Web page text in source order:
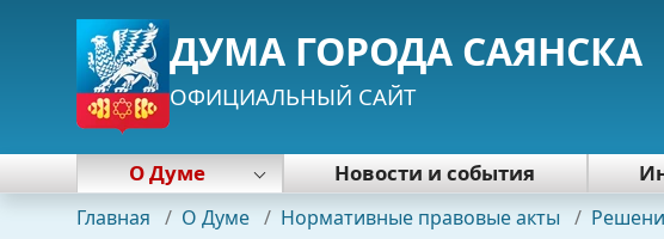
ДУМА ГОРОДА САЯНСКА
ОФИЦИАЛЬНЫЙ САЙТ
О Думе
Деятельность Думы
Новости и события
Главная / О Думе / Нормативные правовые акты /